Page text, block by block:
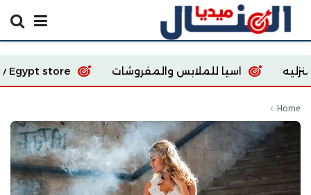
اسيا للملابس والمفروشات Ecoway Egypt store
Home